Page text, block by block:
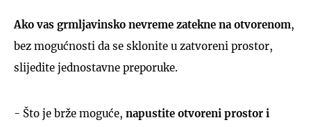
Ako vas grmljavinsko nevreme zatekne na otvorenom,
bez mogućnosti da se sklonite u zatvoreni prostor,
slijedite jednostavne preporuke.
- Što je brže moguće, napustite otvoreni prostor i